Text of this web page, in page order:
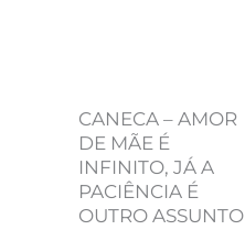
CANECA – AMOR
DE MÃE É
INFINITO, JÁ A
PACIÊNCIA É
OUTRO ASSUNTO